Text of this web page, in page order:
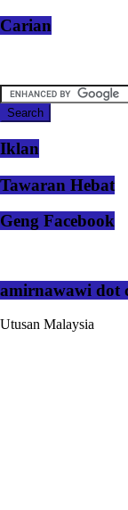
Carian
Iklan
Tawaran Hebat
Geng Facebook
amirnawawi dot
Utusan Malaysia